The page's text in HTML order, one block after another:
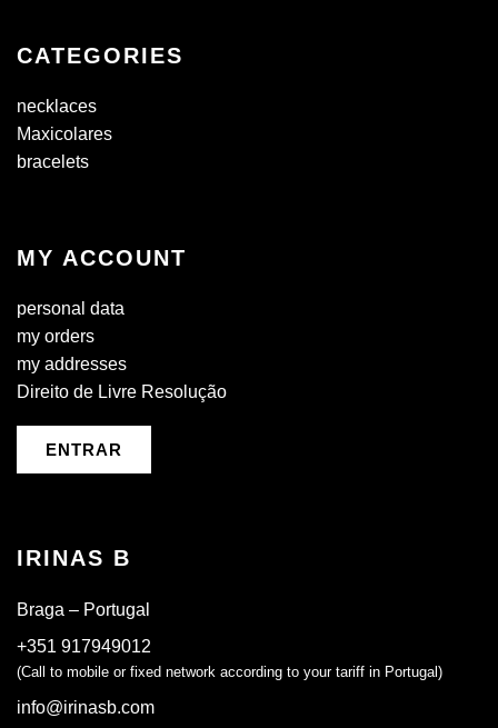
CATEGORIES
necklaces
Maxicolares
bracelets
MY ACCOUNT
personal data
my orders
my addresses
Direito de Livre Resolução
ENTRAR
IRINAS B
Braga – Portugal
+351 917949012
(Call to mobile or fixed network according to your tariff in Portugal)
info@irinasb.com